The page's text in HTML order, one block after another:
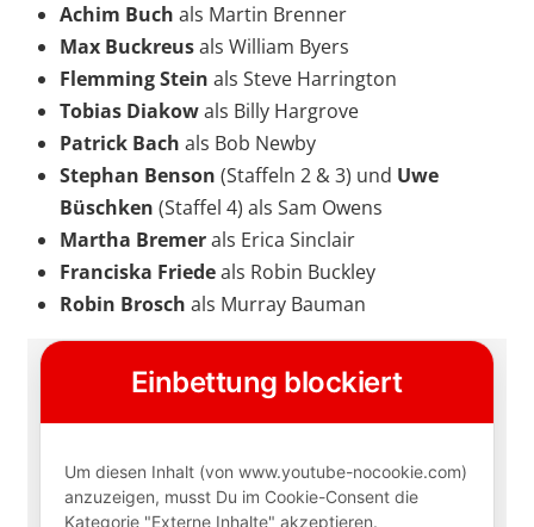
Achim Buch als Martin Brenner
Max Buckreusals William Byers
Flemming Stein als Steve Harrington
Tobias Diakowals Billy Hargrove
Patrick Bach als Bob Newby
Stephan Benson (Staffeln 2 & 3) und Uwe
Büschken (Staffel 4) als Sam Owens
Martha Bremerals Erica Sinclair
Franciska Friedeals Robin Buckley
Robin Brosch als Murray Bauman